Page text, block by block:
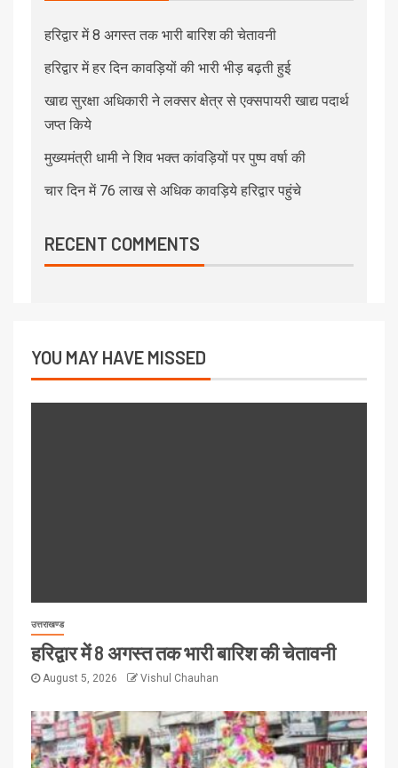
हरिद्वार में 8 अगस्त तक भारी बारिश की चेतावनी
हरिद्वार में हर दिन कावड़ियों की भारी भीड़ बढ़ती हुई
खाद्य सुरक्षा अधिकारी ने लक्सर क्षेत्र से एक्सपायरी खाद्य पदार्थ
जप्त किये
मुख्यमंत्री धामी ने शिव भक्त कांवड़ियों पर पुष्प वर्षा की
चार दिन में 76 लाख से अधिक कावड़िये हरिद्वार पहुंचे
RECENT COMMENTS
YOU MAY HAVE MISSED
उत्तराखण्ड
हरिद्वार में 8 अगस्त तक भारी बारिश की चेतावनी
August 5, 2026 Vishul Chauhan